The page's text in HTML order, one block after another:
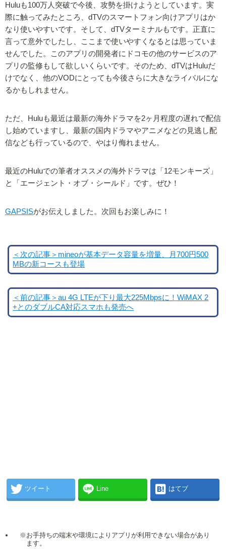
Huluも100万人突破で今後、攻勢を掛けようとしています。実
際に触ってみたところ、dTVのスマートフォン向けアプリはか
なり使いやすいです。そして、dTVターミナルもです。正直に
言って意外でしたし、ここまで使いやすくなるとは思っていま
せんでした。このアプリの開発者にドコモの他のサービスのア
プリの監修もして欲しいくらいです。そのため、dTVはHuluだ
けでなく、他のVODにとっても今後さらに大きなライバルにな
るかもしれません。
ただ、Huluも最近は最新の海外ドラマを2ヶ月程度の遅れで配信
し始めていますし、最新の国内ドラマやアニメなどの見逃し配
信なども行っているので、やはり侮れません。
最近のHuluでの筆者オススメの海外ドラマは「12モンキーズ」
と「エージェント・オブ・シールド」です。ぜひ！
GAPSISがお伝えしました。次回もお楽しみに！
＜次の記事＞mineoが基本データ容量を増量、月700円500
MBの新コースも登場
＜前の記事＞au 4G LTEが下り最大225Mbpsに！WiMAX 2
+とのダブルCA対応スマホも発売へ
ツイート Line はてブ
※お手持ちの端末や環境によりアプリが利用できない場合があり
ます。